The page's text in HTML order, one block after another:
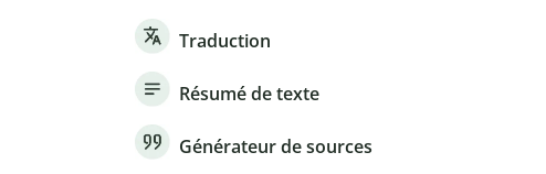
Traduction
Résumé de texte
Générateur de sources